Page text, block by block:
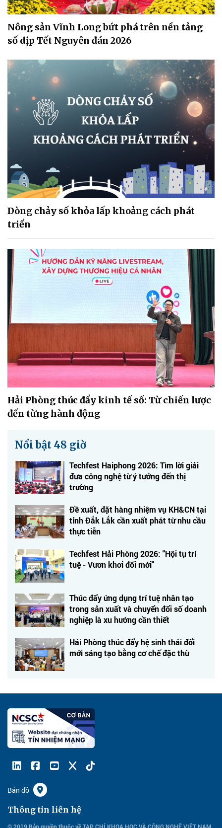
Nông sản Vĩnh Long bứt phá trên nền tảng
số dịp Tết Nguyên đán 2026
Dòng chảy số khỏa lấp khoảng cách phát
triển
Hải Phòng thúc đẩy kinh tế số: Từ chiến lược
đến từng hành động
Nổi bật 48 giờ
Techfest Haiphong 2026: Tìm lời giải
đưa công nghệ từ ý tưởng đến thị
trường
Đề xuất, đặt hàng nhiệm vụ KH&CN tại
tỉnh Đắk Lắk cần xuất phát từ nhu cầu
thực tiễn
Techfest Hải Phòng 2026: "Hội tụ trí
tuệ - Vươn khơi đổi mới"
Thúc đẩy ứng dụng trí tuệ nhân tạo
trong sản xuất và chuyển đổi số doanh
nghiệp là xu hướng cần thiết
Hải Phòng thúc đẩy hệ sinh thái đổi
mới sáng tạo bằng cơ chế đặc thù
Bản đồ
Thông tin liên hệ
© 2019 Bản quyền thuộc về TẠP CHÍ KHOA HỌC VÀ CÔNG NGHỆ VIỆT NAM